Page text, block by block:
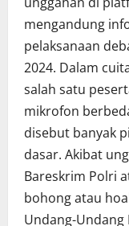
mengandung
pelaksanaan
2024. Dalam
salah satu
mikrofon
disebut banyak
dasar. Akibat
Bareskrim Polri
bohong atau
Undang-